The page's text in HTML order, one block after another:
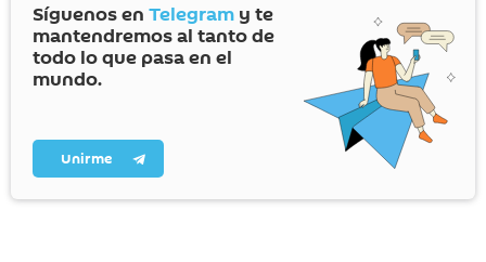
Síguenos en Telegram y te
mantendremos al tanto de
todo lo que pasa en el
mundo.
Unirme